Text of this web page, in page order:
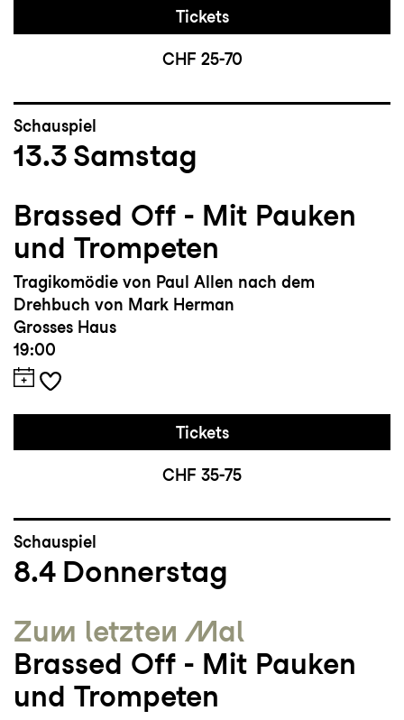
Tickets
CHF 25-70
Schauspiel
13.3 Samstag
Brassed Off - Mit Pauken
und Trompeten
Tragikomödie von Paul Allen nach dem
Drehbuch von Mark Herman
Grosses Haus
19:00
Tickets
CHF 35-75
Schauspiel
8.4 Donnerstag
Zum letzten Mal
Brassed Off - Mit Pauken
und Trompeten